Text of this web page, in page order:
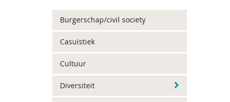
Burgerschap/civil society
Casuïstiek
Cultuur
Diversiteit